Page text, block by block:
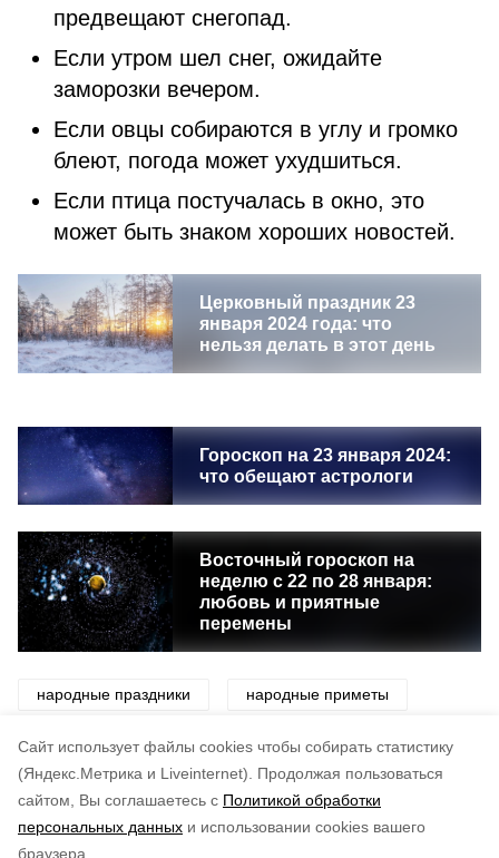
Cайт использует файлы cookies чтобы собирать статистику
(Яндекс.Метрика и Liveinternet).
Продолжая пользоваться
сайтом, Вы соглашаетесь с Политикой обработки
персональных данных и использовании cookies вашего
браузера.
предвещают снегопад.
Если утром шел снег, ожидайте
заморозки вечером.
Если овцы собираются в углу и громко
блеют, погода может ухудшиться.
Если птица постучалась в окно, это
может быть знаком хороших новостей.
Церковный праздник 23
января 2024 года: что
нельзя делать в этот день
Гороскоп на 23 января 2024:
что обещают астрологи
Восточный гороскоп на
неделю с 22 по 28 января:
любовь и приятные
перемены
народные праздники народные приметы
приметы праздники традиции
по оценке